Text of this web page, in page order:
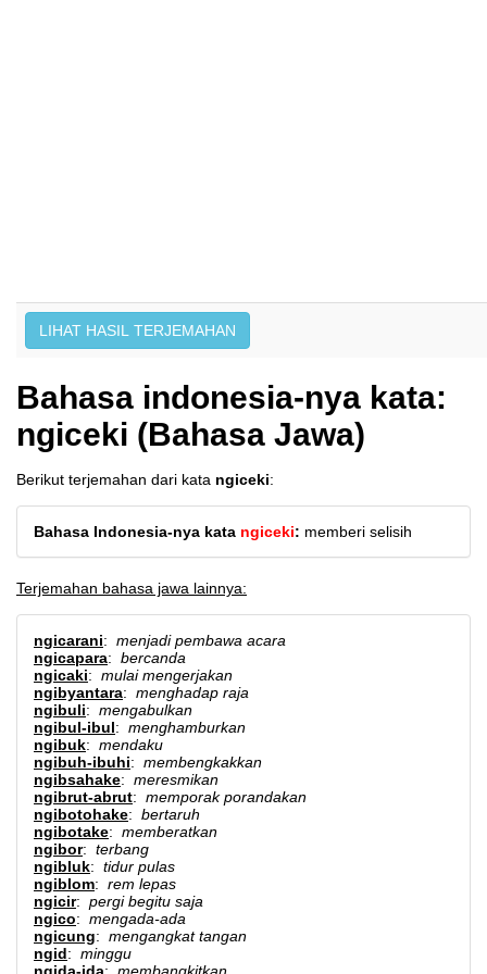
Bahasa indonesia-nya kata:
ngiceki (Bahasa Jawa)
Berikut terjemahan dari kata ngiceki:
Bahasa Indonesia-nya kata ngiceki: memberi selisih
Terjemahan bahasa jawa lainnya:
ngicarani: menjadi pembawa acara
ngicapara: bercanda
ngicaki: mulai mengerjakan
ngibyantara: menghadap raja
ngibuli: mengabulkan
ngibul-ibul: menghamburkan
ngibuk: mendaku
ngibuh-ibuhi: membengkakkan
ngibsahake: meresmikan
ngibrut-abrut: memporak porandakan
ngibotohake: bertaruh
ngibotake: memberatkan
ngibor: terbang
ngibluk: tidur pulas
ngiblom: rem lepas
ngicir: pergi begitu saja
ngico: mengada-ada
ngicung: mengangkat tangan
ngid: minggu